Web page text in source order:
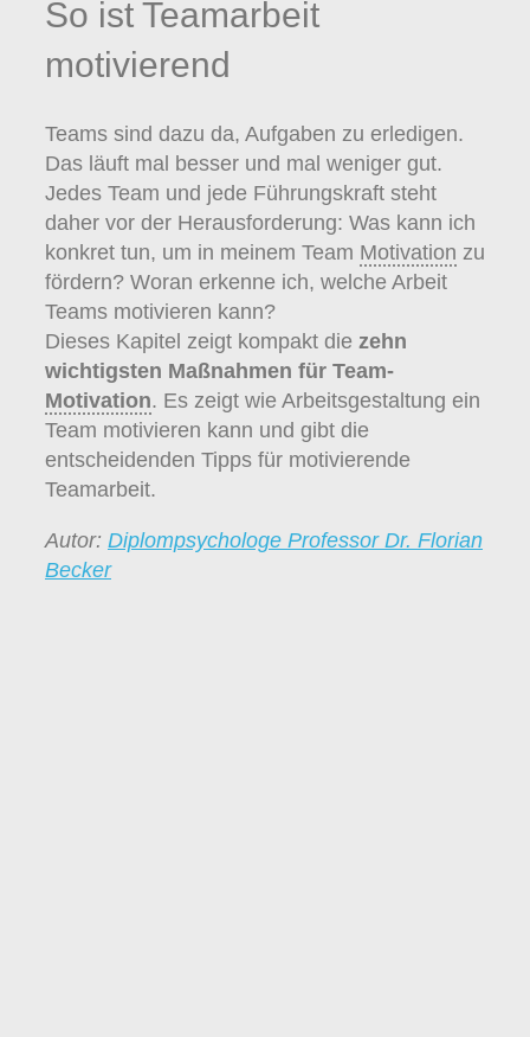
So ist Teamarbeit
motivierend
Teams sind dazu da, Aufgaben zu erledigen.
Das läuft mal besser und mal weniger gut.
Jedes Team und jede Führungskraft steht
daher vor der Herausforderung: Was kann ich
konkret tun, um in meinem Team Motivation zu
fördern? Woran erkenne ich, welche Arbeit
Teams motivieren kann?
Dieses Kapitel zeigt kompakt die zehn
wichtigsten Maßnahmen für Team-
Motivation. Es zeigt wie Arbeitsgestaltung ein
Team motivieren kann und gibt die
entscheidenden Tipps für motivierende
Teamarbeit.
Autor: Diplompsychologe Professor Dr. Florian
Becker